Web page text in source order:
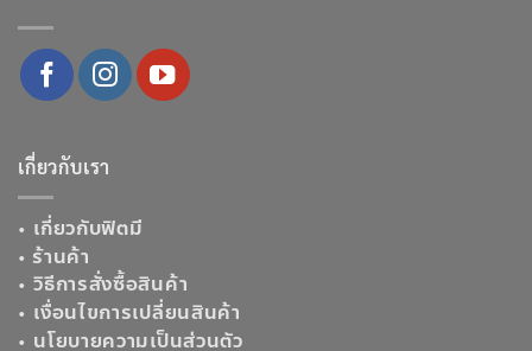
เกี่ยวกับเรา
• เกี่ยวกับฟิตมี
• ร้านค้า
•วิธีการสั่งซื้อสินค้า
• เงื่อนไขการเปลี่ยนสินค้า
• นโยบายความเป็นส่วนตัว